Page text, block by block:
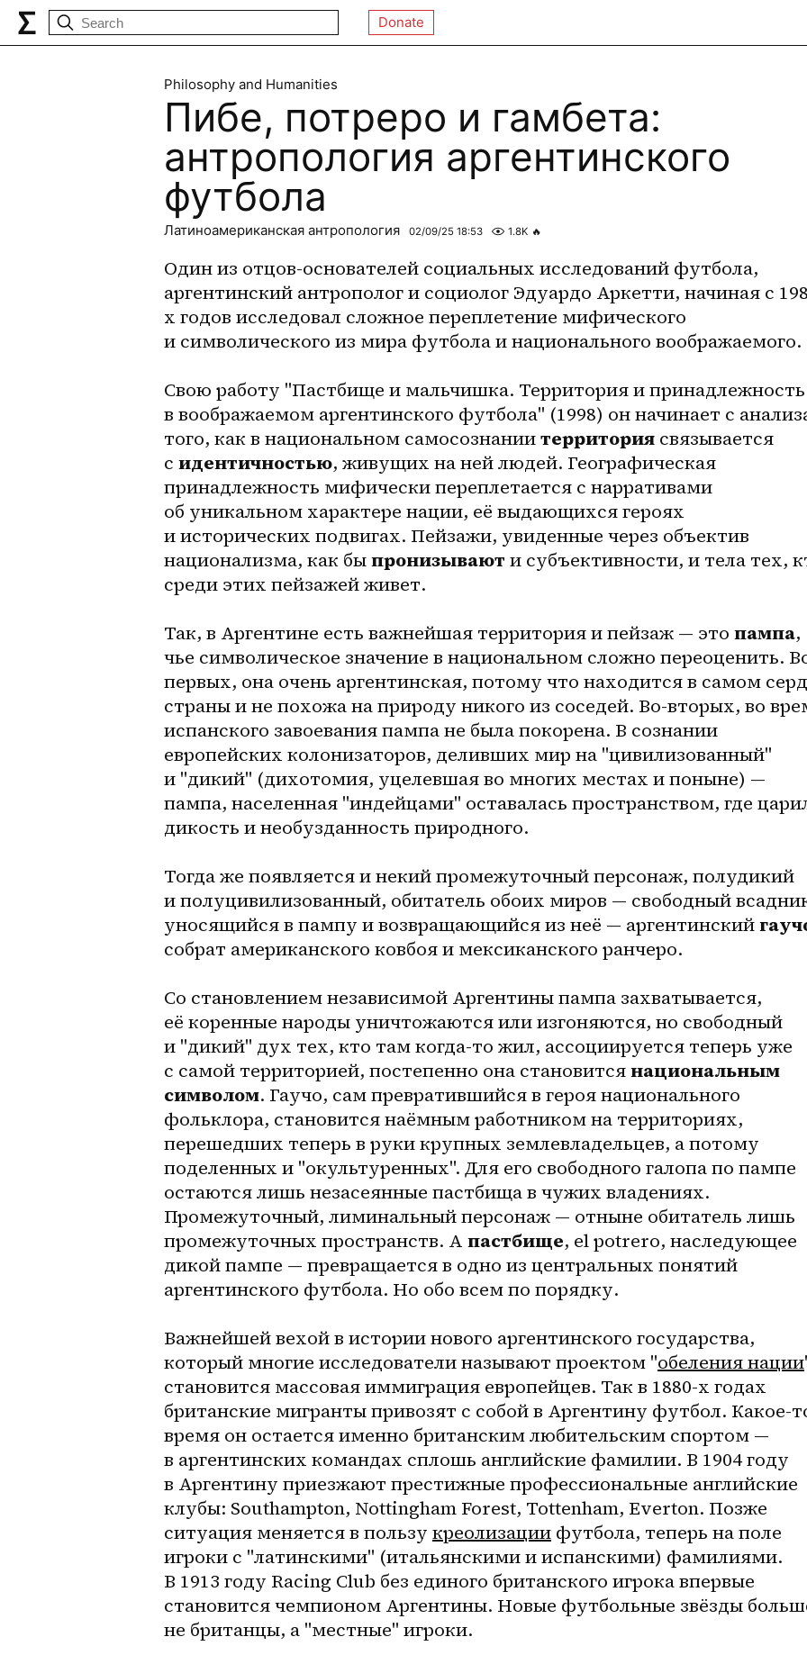
Donate
Philosophy and Humanities
Пибе, потреро и гамбета:
антропология аргентинского
футбола
Латиноамериканская антропология 02/09/25 18:53 1.8K 🔥
Один из отцов-основателей социальных исследований футбола,
аргентинский антрополог и социолог Эдуардо Аркетти, начиная с
х годов исследовал сложное переплетение мифического
и символического из мира футбола и национального воображаемого.
Свою работу "Пастбище и мальчишка. Территория и принадлежность
в воображаемом аргентинского футбола" (1998) он начинает с
того, как в национальном самосознании территория связывается
с идентичностью, живущих на ней людей. Географическая
принадлежность мифически переплетается с нарративами
об уникальном характере нации, её выдающихся героях
и исторических подвигах. Пейзажи, увиденные через объектив
национализма, как бы пронизывают и субъективности, и тела тех,
среди этих пейзажей живет.
Так, в Аргентине есть важнейшая территория и пейзаж — это пампа,
чье символическое значение в национальном сложно переоценить.
первых, она очень аргентинская, потому что находится в самом
страны и не похожа на природу никого из соседей. Во-вторых, во
испанского завоевания пампа не была покорена. В сознании
европейских колонизаторов, деливших мир на "цивилизованный"
и "дикий" (дихотомия, уцелевшая во многих местах и поныне) —
пампа, населенная "индейцами" оставалась пространством, где
дикость и необузданность природного.
Тогда же появляется и некий промежуточный персонаж, полудикий
и полуцивилизованный, обитатель обоих миров — свободный
уносящийся в пампу и возвращающийся из неё — аргентинский
собрат американского ковбоя и мексиканского ранчеро.
Со становлением независимой Аргентины пампа захватывается,
её коренные народы уничтожаются или изгоняются, но свободный
и "дикий" дух тех, кто там когда-то жил, ассоциируется теперь уже
с самой территорией, постепенно она становится национальным
символом. Гаучо, сам превратившийся в героя национального
фольклора, становится наёмным работником на территориях,
перешедших теперь в руки крупных землевладельцев, а потому
поделенных и "окультуренных". Для его свободного галопа по пампе
остаются лишь незасеянные пастбища в чужих владениях.
Промежуточный, лиминальный персонаж — отныне обитатель лишь
промежуточных пространств. А пастбище, el potrero, наследующее
дикой пампе — превращается в одно из центральных понятий
аргентинского футбола. Но обо всем по порядку.
Важнейшей вехой в истории нового аргентинского государства,
который многие исследователи называют проектом "обеления нации
становится массовая иммиграция европейцев. Так в 1880-х годах
британские мигранты привозят с собой в Аргентину футбол. Какое-
время он остается именно британским любительским спортом —
в аргентинских командах сплошь английские фамилии. В 1904 году
в Аргентину приезжают престижные профессиональные английские
клубы: Southampton, Nottingham Forest, Tottenham, Everton. Позже
ситуация меняется в пользу креолизации футбола, теперь на поле
игроки с "латинскими" (итальянскими и испанскими) фамилиями.
В 1913 году Racing Club без единого британского игрока впервые
становится чемпионом Аргентины. Новые футбольные звёзды
не британцы, а "местные" игроки.